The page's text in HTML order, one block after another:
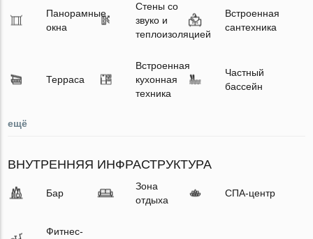
Панорамные
окна
Стены со
звуко и
теплоизоляцией
Встроенная
сантехника
Терраса
Встроенная
кухонная
техника
Частный
бассейн
ещё
ВНУТРЕННЯЯ ИНФРАСТРУКТУРА
Бар
Зона
отдыха
СПА-центр
Фитнес-